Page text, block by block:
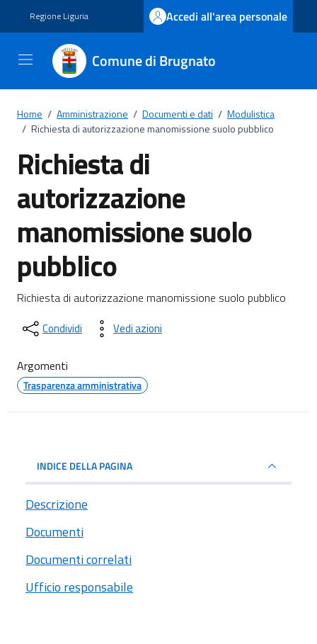
Regione Liguria Accedi all'area personale
Comune di Brugnato
Home / Amministrazione / Documenti e dati / Modulistica
/ Richiesta di autorizzazione manomissione suolo pubblico
Richiesta di
autorizzazione
manomissione suolo
pubblico
Dettagli del documento
Richiesta di autorizzazione manomissione suolo pubblico
Condividi Vedi azioni
Argomenti
Trasparenza amministrativa
INDICE DELLA PAGINA
Descrizione
Documenti
Documenti correlati
Ufficio responsabile